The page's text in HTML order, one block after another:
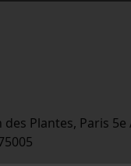
Plantes, Paris